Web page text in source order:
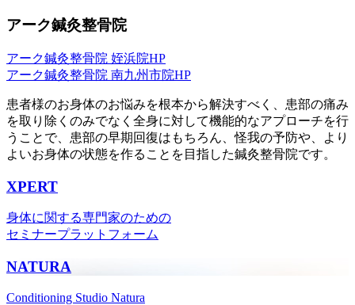
アーク鍼灸整骨院
アーク鍼灸整骨院 姪浜院HP
アーク鍼灸整骨院 南九州市院HP
患者様のお身体のお悩みを根本から解決すべく、患部の痛み
を取り除くのみでなく全身に対して機能的なアプローチを行
うことで、患部の早期回復はもちろん、怪我の予防や、より
よいお身体の状態を作ることを目指した鍼灸整骨院です。
XPERT
身体に関する専門家のための
セミナープラットフォーム
NATURA
Conditioning Studio Natura